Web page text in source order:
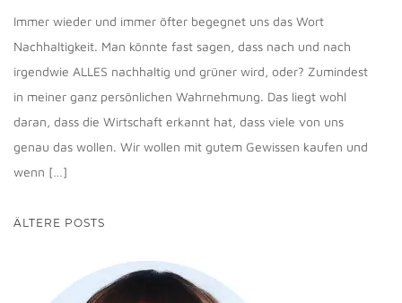
Immer wieder und immer öfter begegnet uns das Wort
Nachhaltigkeit. Man könnte fast sagen, dass nach und nach
irgendwie ALLES nachhaltig und grüner wird, oder? Zumindest
in meiner ganz persönlichen Wahrnehmung. Das liegt wohl
daran, dass die Wirtschaft erkannt hat, dass viele von uns
genau das wollen. Wir wollen mit gutem Gewissen kaufen und
wenn […]
BEITRAGSNAVIGATION
ÄLTERE POSTS